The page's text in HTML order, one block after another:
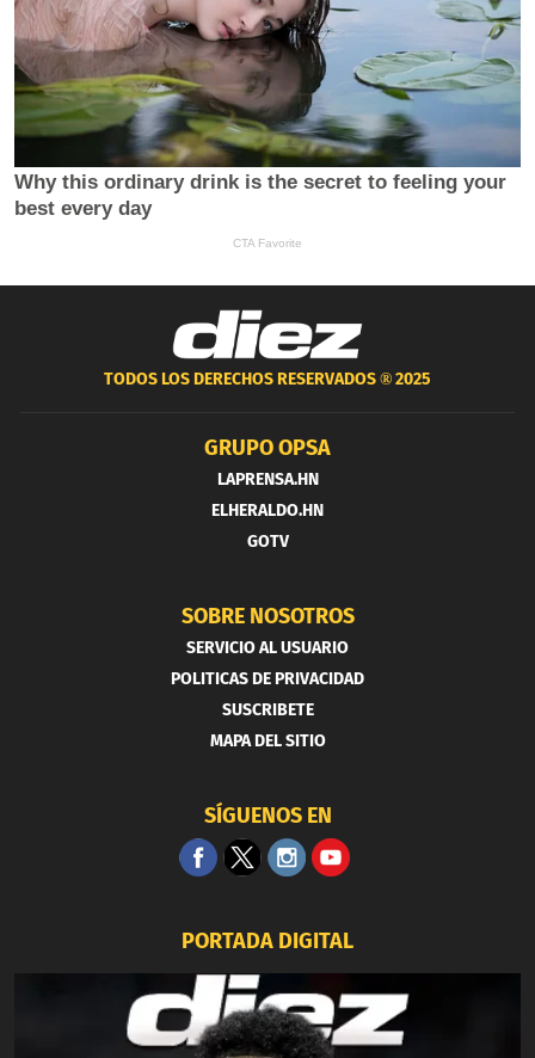
TODOS LOS DERECHOS RESERVADOS ®2025
GRUPO OPSA
LAPRENSA.HN
ELHERALDO.HN
GOTV
SOBRE NOSOTROS
SERVICIO AL USUARIO
POLITICAS DE PRIVACIDAD
SUSCRIBETE
MAPA DEL SITIO
SÍGUENOS EN
PORTADA DIGITAL